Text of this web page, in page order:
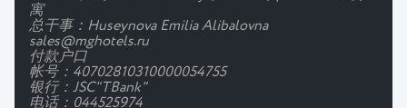
寓
总干事：Huseynova Emilia Alibalovna
sales@mghotels.ru
付款户口
帐号：40702810310000054755
银行：JSC"TBank"
电话：044525974